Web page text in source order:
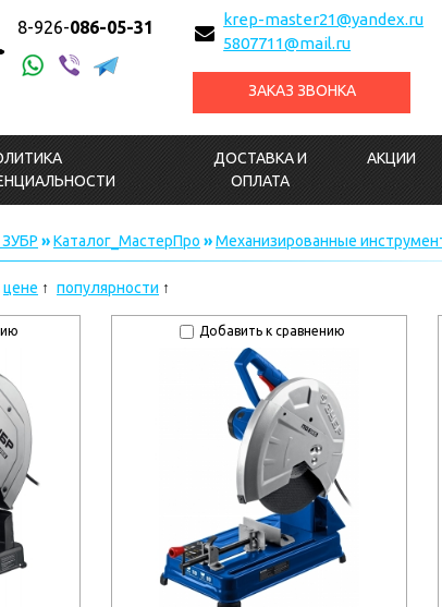
8-926-086-05-31
krep-master21@yandex.ru
5807711@mail.ru
ЗАКАЗ ЗВОНКА
ДОСТАВКА И
ОПЛАТА
АКЦИИ
»Каталог_МастерПро »Механизированные
цене популярности
Добавить к сравнению